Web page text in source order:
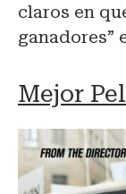
claros en
ganadores”
Mejor